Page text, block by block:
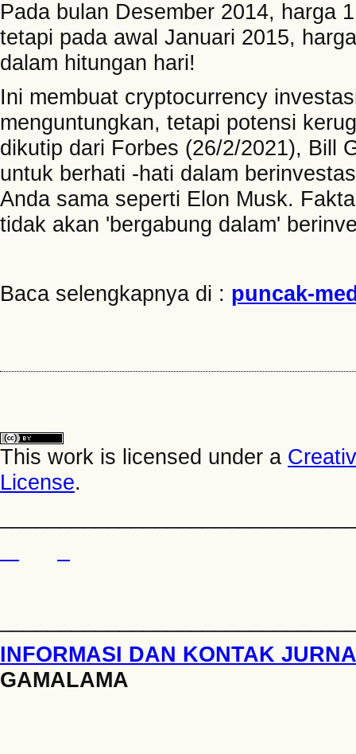
Pada bulan Desember 2014, harga
tetapi pada awal Januari 2015,
dalam hitungan hari!
Ini membuat cryptocurrency
menguntungkan, tetapi potensi
dikutip dari Forbes (26/2/2021), Bill
untuk berhati -hati dalam
Anda sama seperti Elon Musk.
tidak akan 'bergabung dalam'
Baca selengkapnya di : puncak-
This work is licensed under a
License.
INFORMASI DAN KONTAK
GAMALAMA